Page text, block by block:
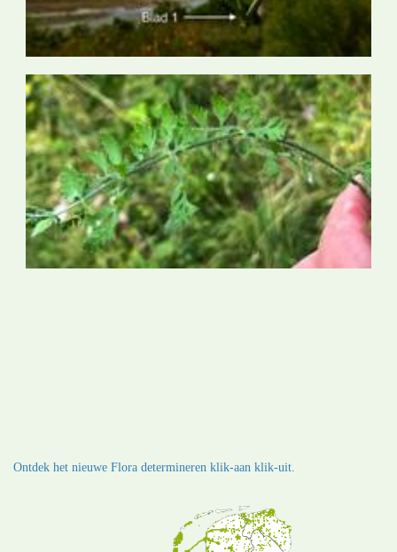
Ontdek het nieuwe Flora determineren klik-aan klik-uit.